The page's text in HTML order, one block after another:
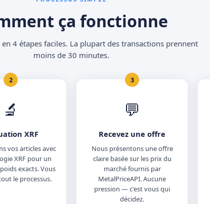
ça fonctionne
4 étapes faciles. La plupart des transactions prennent
moins de 30 minutes.
2
🔬
XRF
vos articles avec
XRF pour un
exacts. Vous
le processus.
3
💬
Recevez une offre
Nous présentons une offre
claire basée sur les prix du
marché fournis par
MetalPriceAPI. Aucune
pression — c'est vous qui
décidez.